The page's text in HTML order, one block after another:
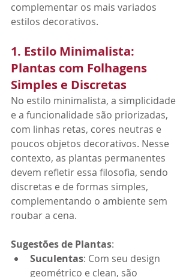
complementar os mais variados
estilos decorativos.
1. Estilo Minimalista:
Plantas com Folhagens
Simples e Discretas
No estilo minimalista, a simplicidade
e a funcionalidade são priorizadas,
com linhas retas, cores neutras e
poucos objetos decorativos. Nesse
contexto, as plantas permanentes
devem refletir essa filosofia, sendo
discretas e de formas simples,
complementando o ambiente sem
roubar a cena.
Sugestões de Plantas:
Suculentas: Com seu design
geométrico e clean, são